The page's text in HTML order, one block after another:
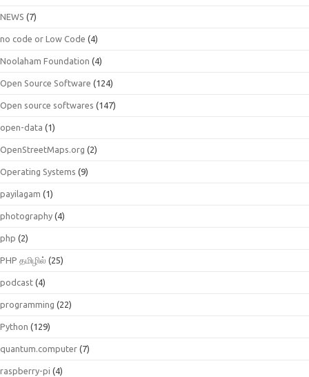
NEWS (7)
no code or Low Code (4)
Noolaham Foundation (4)
Open Source Software (124)
Open source softwares (147)
open-data (1)
OpenStreetMaps.org (2)
Operating Systems (9)
payilagam (1)
photography (4)
php (2)
PHP தமிழில் (25)
podcast (4)
programming (22)
Python (129)
quantum.computer (7)
raspberry-pi (4)